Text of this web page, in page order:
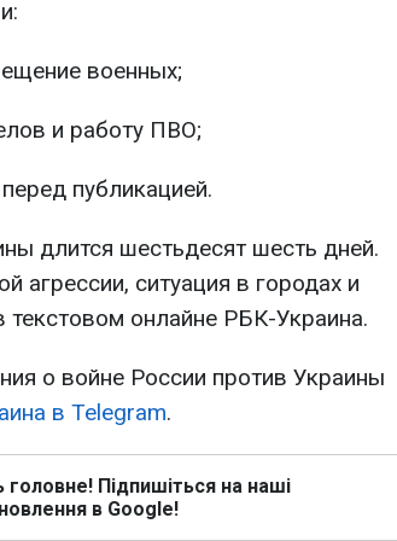
военных;
и работу ПВО;
публикацией.
длится шестьдесят шесть дней.
агрессии, ситуация в городах и
онлайне РБК-Украина.
о войне России против Украины
в Telegram.
головне! Підпишіться на наші
в Google!